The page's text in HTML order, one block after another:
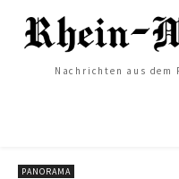
Nachrichten aus dem
PANORAMA